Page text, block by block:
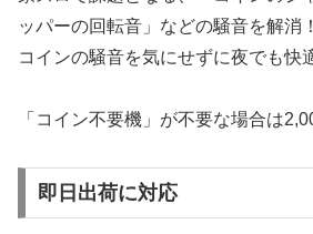
ッパーの回転音」などの騒音を解消！
コインの騒音を気にせずに夜でも快
「コイン不要機」が不要な場合は
即日出荷に対応